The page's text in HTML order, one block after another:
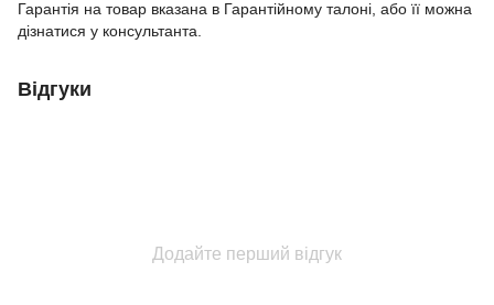
Гарантія на товар вказана в Гарантійному талоні, або її можна
дізнатися у консультанта.
Відгуки
Додайте перший відгук